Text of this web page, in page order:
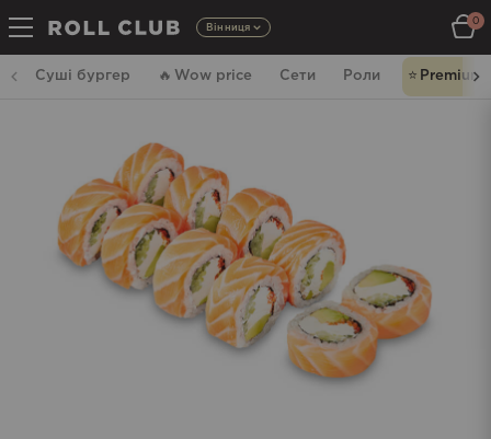
Вінниця
0
Суші бургер 🔥 Wow price Сети Роли ⭐️ Premium